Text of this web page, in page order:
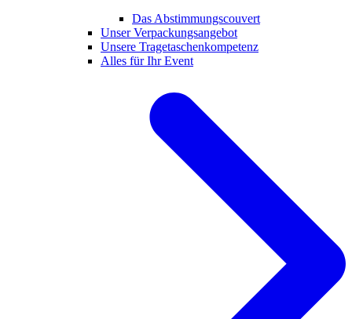
Das Abstimmungscouvert
Unser Verpackungsangebot
Unsere Tragetaschenkompetenz
Alles für Ihr Event